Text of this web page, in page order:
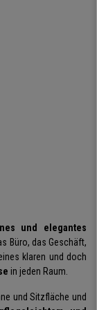
aber auch
Gewebe passt
an.
und elegantes
Büro, das Geschäft,
klaren und doch
in jeden Raum.
und Sitzfläche und